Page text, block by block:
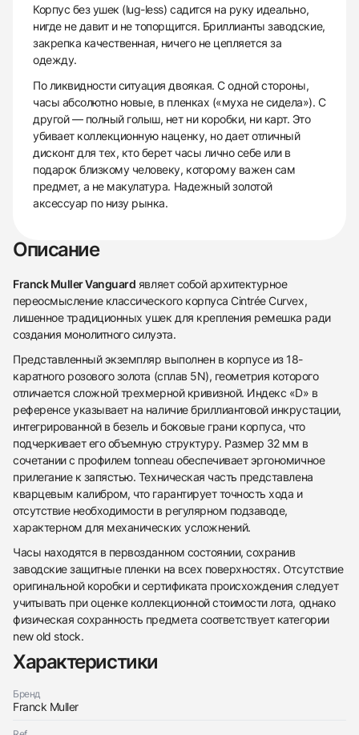
438
285
145
142
205
204
195
150
6
Корпус без ушек (lug-less) садится на руку идеально,
нигде не давит и не топорщится. Бриллианты заводские,
закрепка качественная, ничего не цепляется за
одежду.
По ликвидности ситуация двоякая. С одной стороны,
часы абсолютно новые, в пленках («муха не сидела»). С
другой — полный голыш, нет ни коробки, ни карт. Это
убивает коллекционную наценку, но дает отличный
дисконт для тех, кто берет часы лично себе или в
подарок близкому человеку, которому важен сам
предмет, а не макулатура. Надежный золотой
аксессуар по низу рынка.
Описание
Franck Muller Vanguard являет собой архитектурное
переосмысление классического корпуса Cintrée Curvex,
лишенное традиционных ушек для крепления ремешка ради
создания монолитного силуэта.
Представленный экземпляр выполнен в корпусе из 18-
каратного розового золота (сплав 5N), геометрия которого
отличается сложной трехмерной кривизной. Индекс «D» в
референсе указывает на наличие бриллиантовой инкрустации,
интегрированной в безель и боковые грани корпуса, что
подчеркивает его объемную структуру. Размер 32 мм в
сочетании с профилем tonneau обеспечивает эргономичное
прилегание к запястью. Техническая часть представлена
кварцевым калибром, что гарантирует точность хода и
отсутствие необходимости в регулярном подзаводе,
характерном для механических усложнений.
Часы находятся в первозданном состоянии, сохранив
заводские защитные пленки на всех поверхностях. Отсутствие
оригинальной коробки и сертификата происхождения следует
учитывать при оценке коллекционной стоимости лота, однако
физическая сохранность предмета соответствует категории
new old stock.
Характеристики
Бренд
Franck Muller
Заказать эти часы
Трейд-ин часов
Оставьте ваши контактные данные и мы свяжемся